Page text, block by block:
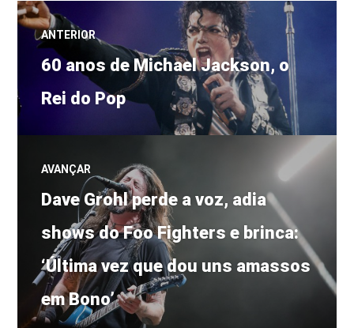
Navegação
de
Post
ANTERIOR
Post
anterior:
60 anos de Michael Jackson, o
Rei do Pop
AVANÇAR
Próximo
post:
Dave Grohl perde a voz, adia
shows do Foo Fighters e brinca:
‘Última vez que dou uns amassos
em Bono’